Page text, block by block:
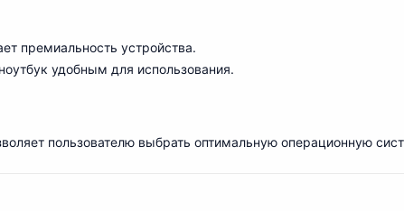
премиальность устройства.
удобным для использования.
пользователю выбрать оптимальную операционную